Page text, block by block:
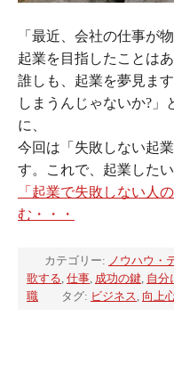
「最近、会社の仕事が
起業を目指したことは
誰しも、起業を夢見ま
しまうんじゃないか?
に、
今回は「失敗しない起
す。これで、起業した
「起業で失敗しない人
む・・・
カテゴリー: ノウハウ・
歌する 仕事 成功の鍵 自分
職
タグ: ビジネス 向上